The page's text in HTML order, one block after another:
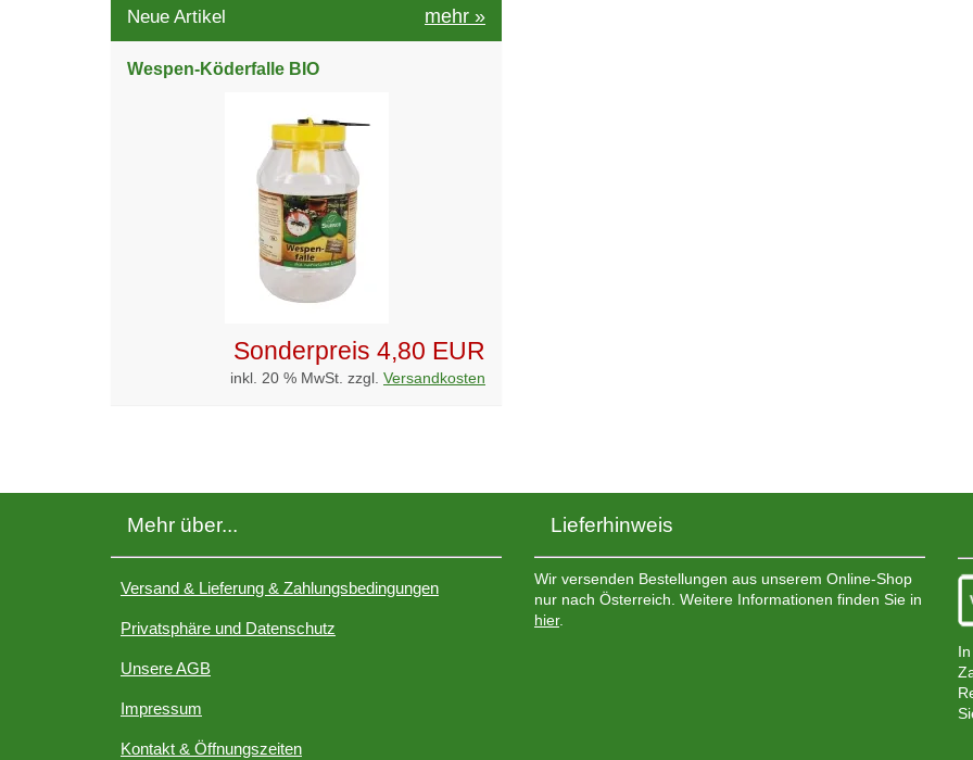
Neue Artikel mehr »
Wespen-Köderfalle BIO
Sonderpreis 4,80 EUR
inkl. 20 % MwSt. zzgl. Versandkosten
Mehr über...
Versand & Lieferung & Zahlungsbedingungen
Privatsphäre und Datenschutz
Unsere AGB
Impressum
Kontakt & Öffnungszeiten
Lieferhinweis
Wir versenden Bestellungen aus unserem Online-Shop
nur nach Österreich. Weitere Informationen finden Sie in
hier.